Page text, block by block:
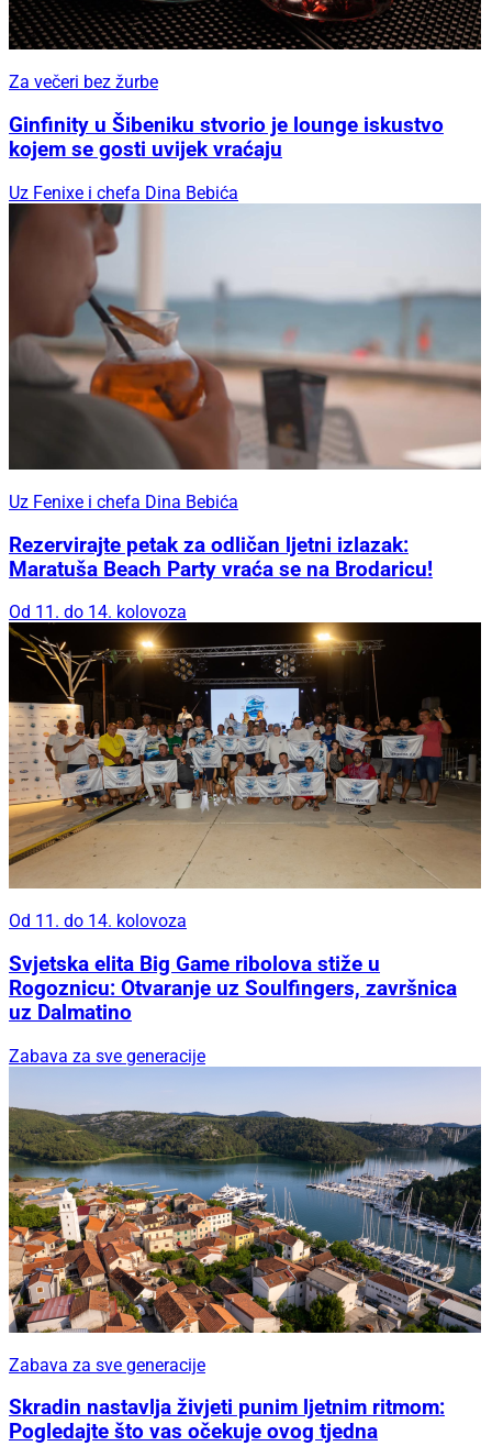
Za večeri bez žurbe
Ginfinity u Šibeniku stvorio je lounge iskustvo
kojem se gosti uvijek vraćaju
Uz Fenixe i chefa Dina Bebića
Uz Fenixe i chefa Dina Bebića
Rezervirajte petak za odličan ljetni izlazak:
Maratuša Beach Party vraća se na Brodaricu!
Od 11. do 14. kolovoza
Od 11. do 14. kolovoza
Svjetska elita Big Game ribolova stiže u
Rogoznicu: Otvaranje uz Soulfingers, završnica
uz Dalmatino
Zabava za sve generacije
Zabava za sve generacije
Skradin nastavlja živjeti punim ljetnim ritmom:
Pogledajte što vas očekuje ovog tjedna